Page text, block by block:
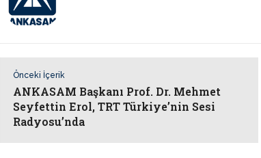
Önceki İçerik
ANKASAM Başkanı Prof. Dr. Mehmet
Seyfettin Erol, TRT Türkiye’nin Sesi
Radyosu’nda